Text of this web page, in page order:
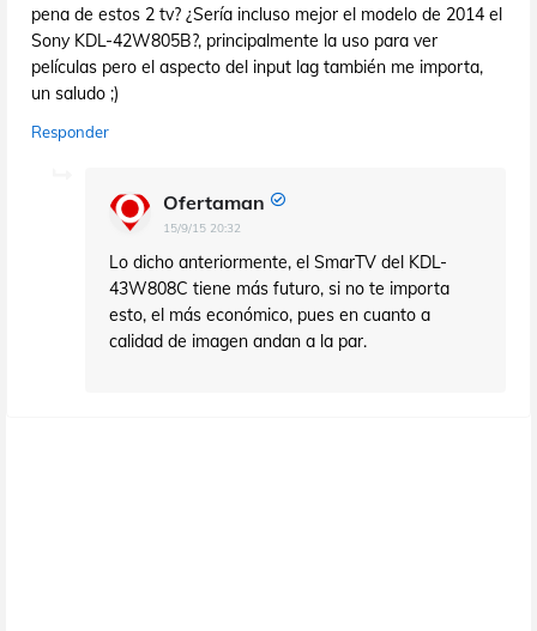
pena de estos 2 tv? ¿Sería incluso mejor el modelo de 2014 el
Sony KDL-42W805B?, principalmente la uso para ver
películas pero el aspecto del input lag también me importa,
un saludo ;)
Responder
Ofertaman
15/9/15 20:32
Lo dicho anteriormente, el SmarTV del KDL-
43W808C tiene más futuro, si no te importa
esto, el más económico, pues en cuanto a
calidad de imagen andan a la par.